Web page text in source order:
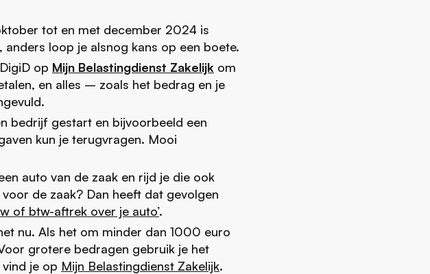
tot en met december 2024 is
loop je alsnog kans op een boete.
op Mijn Belastingdienst Zakelijk om
en alles – zoals het bedrag en je
bedrijf gestart en bijvoorbeeld een
kun je terugvragen. Mooi
auto van de zaak en rijd je die ook
de zaak? Dan heeft dat gevolgen
of btw-aftrek over je auto’.
nu. Als het om minder dan 1000 euro
grotere bedragen gebruik je het
je op Mijn Belastingdienst Zakelijk.